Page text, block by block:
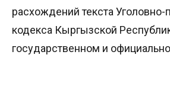
расхождений текста Уголовно-
кодекса Кыргызской
государственном и